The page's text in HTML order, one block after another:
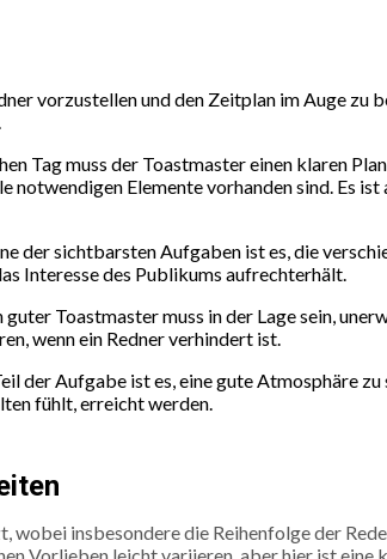
vorzustellen und den Zeitplan im Auge
Tag muss der Toastmaster einen klaren
notwendigen Elemente vorhanden sind. Es
der sichtbarsten Aufgaben ist es, die
Interesse des Publikums aufrechterhält.
guter Toastmaster muss in der Lage sein,
wenn ein Redner verhindert ist.
der Aufgabe ist es, eine gute Atmosphäre
fühlt, erreicht werden.
insbesondere die Reihenfolge der